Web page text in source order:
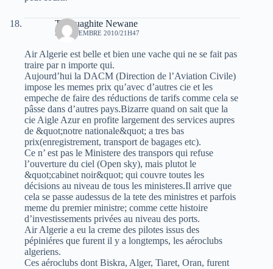
Thaouaghite Newane
24 NOVEMBRE 2010/21H47
Air Algerie est belle et bien une vache qui ne se fait pas
traire par n importe qui.
Aujourd’hui la DACM (Direction de l’Aviation Civile)
impose les memes prix qu’avec d’autres cie et les
empeche de faire des réductions de tarifs comme cela se
pâsse dans d’autres pays.Bizarre quand on sait que la
cie Aigle Azur en profite largement des services aupres
de &quot;notre nationale&quot; a tres bas
prix(enregistrement, transport de bagages etc).
Ce n’ est pas le Ministere des transpors qui refuse
l’ouverture du ciel (Open sky), mais plutot le
&quot;cabinet noir&quot; qui couvre toutes les
décisions au niveau de tous les ministeres.Il arrive que
cela se passe audessus de la tete des ministres et parfois
meme du premier ministre; comme cette histoire
d’investissements privées au niveau des ports.
Air Algerie a eu la creme des pilotes issus des
pépiniéres que furent il y a longtemps, les aéroclubs
algeriens.
Ces aéroclubs dont Biskra, Alger, Tiaret, Oran, furent